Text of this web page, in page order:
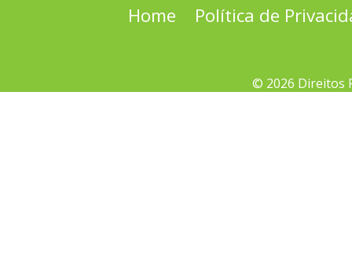
Home Política de
© 2026 Direitos